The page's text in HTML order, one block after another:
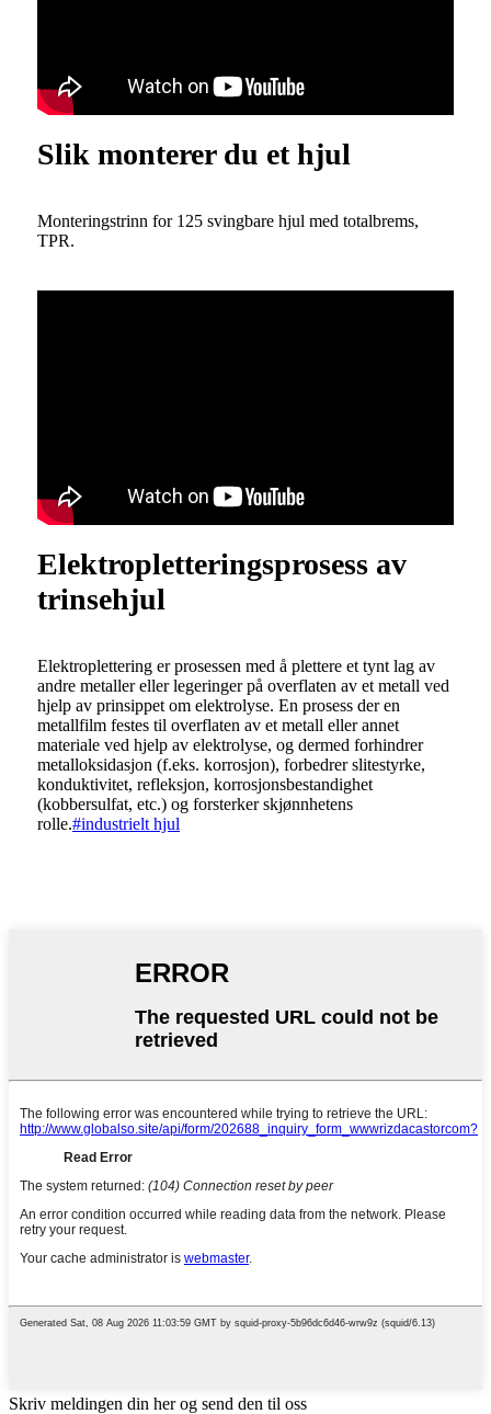
Slik monterer du et hjul
Monteringstrinn for 125 svingbare hjul med totalbrems,
TPR.
Elektropletteringsprosess av
trinsehjul
Elektroplettering er prosessen med å plettere et tynt lag av
andre metaller eller legeringer på overflaten av et metall ved
hjelp av prinsippet om elektrolyse. En prosess der en
metallfilm festes til overflaten av et metall eller annet
materiale ved hjelp av elektrolyse, og dermed forhindrer
metalloksidasjon (f.eks. korrosjon), forbedrer slitestyrke,
konduktivitet, refleksjon, korrosjonsbestandighet
(kobbersulfat, etc.) og forsterker skjønnhetens
rolle.#industrielt hjul
Skriv meldingen din her og send den til oss